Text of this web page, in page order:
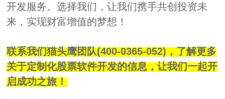
开发服务。选择我们，让我们携手共创投资未
来，实现财富增值的梦想！
联系我们猫头鹰团队(400-0365-052)，了解更多
关于定制化股票软件开发的信息，让我们一起开
启成功之旅！